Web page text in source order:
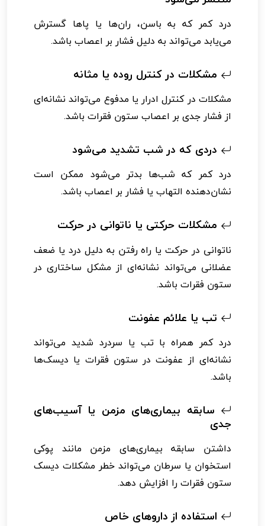
درد کمر که به باسن، ران‌ها یا پاها گسترش
می‌یابد می‌تواند به دلیل فشار بر اعصاب باشد.
مشکلات در کنترل روده یا مثانه
مشکلات در کنترل ادرار یا مدفوع می‌تواند نشانه‌ای
از فشار جدی بر اعصاب ستون فقرات باشد.
دردی که در شب تشدید می‌شود
درد کمر که شب‌ها بدتر می‌شود ممکن است
نشان‌دهنده التهاب یا فشار بر اعصاب باشد.
مشکلات حرکتی یا ناتوانی در حرکت
ناتوانی در حرکت یا راه رفتن به دلیل درد یا ضعف
عضلانی می‌تواند نشانه‌ای از مشکل ساختاری در
ستون فقرات باشد.
تب یا علائم عفونت
درد کمر همراه با تب یا سردرد شدید می‌تواند
نشانه‌ای از عفونت در ستون فقرات یا دیسک‌ها
باشد.
سابقه بیماری‌های مزمن یا آسیب‌های
جدی
داشتن سابقه بیماری‌های مزمن مانند پوکی
استخوان یا سرطان می‌تواند خطر مشکلات دیسک
ستون فقرات را افزایش دهد.
استفاده از داروهای خاص